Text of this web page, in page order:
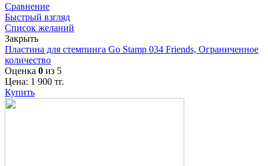
Сравнение
Быстрый взгляд
Список желаний
Закрыть
Пластина для стемпинга Go Stamp 034 Friends, Ограниченное
количество
Оценка 0 из 5
Цена: 1 900 тг.
Купить